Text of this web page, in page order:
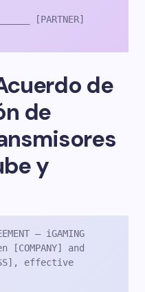
[PARTNER]
de
de
y
– iGAMING
and
effective